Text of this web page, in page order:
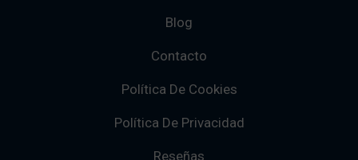
Blog
Contacto
Política De Cookies
Política De Privacidad
Reseñas